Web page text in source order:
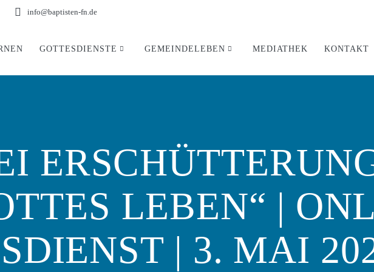
info@baptisten-fn.de
GOTTESDIENSTE GEMEINDELEBEN MEDIATHEK KONTAKT
LEBEN“ |
| 3. MAI